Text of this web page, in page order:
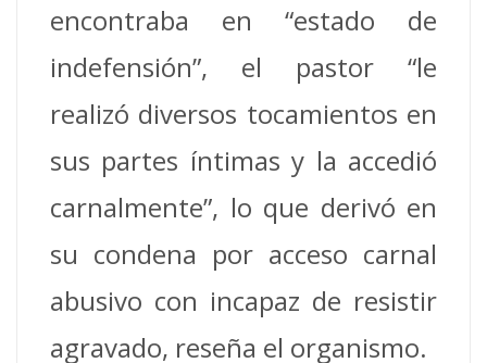
encontraba en “estado de
indefensión”, el pastor “le
realizó diversos tocamientos en
sus partes íntimas y la accedió
carnalmente”, lo que derivó en
su condena por acceso carnal
abusivo con incapaz de resistir
agravado, reseña el organismo.